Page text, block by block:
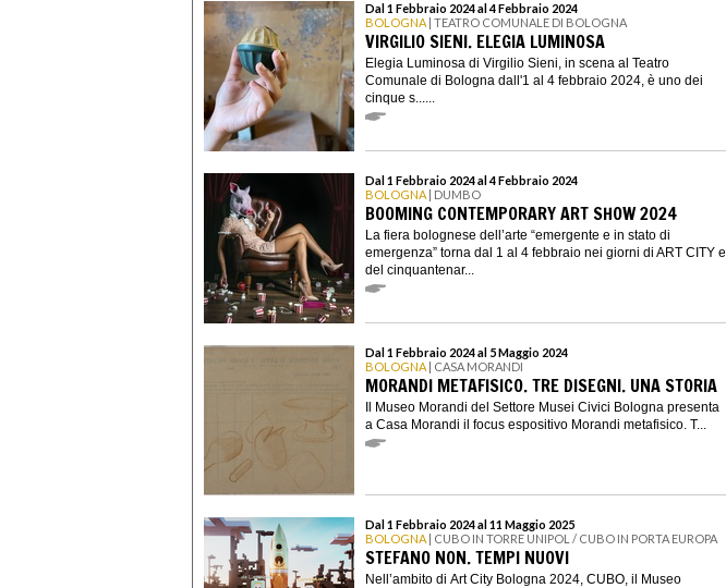
Dal 1 Febbraio 2024 al 4 Febbraio 2024
BOLOGNA | TEATRO COMUNALE DI BOLOGNA
VIRGILIO SIENI. ELEGIA LUMINOSA
Elegia Luminosa di Virgilio Sieni, in scena al Teatro
Comunale di Bologna dall'1 al 4 febbraio 2024, è uno dei
cinque s......
Dal 1 Febbraio 2024 al 4 Febbraio 2024
BOLOGNA | DUMBO
BOOMING CONTEMPORARY ART SHOW 2024
La fiera bolognese dell’arte “emergente e in stato di
emergenza” torna dal 1 al 4 febbraio nei giorni di ART CITY e
del cinquantenar...
Dal 1 Febbraio 2024 al 5 Maggio 2024
BOLOGNA | CASA MORANDI
MORANDI METAFISICO. TRE DISEGNI. UNA STORIA
Il Museo Morandi del Settore Musei Civici Bologna presenta
a Casa Morandi il focus espositivo Morandi metafisico. T...
Dal 1 Febbraio 2024 al 11 Maggio 2025
BOLOGNA | CUBO IN TORRE UNIPOL / CUBO IN PORTA EUROPA
STEFANO NON. TEMPI NUOVI
Nell’ambito di Art City Bologna 2024, CUBO, il Museo